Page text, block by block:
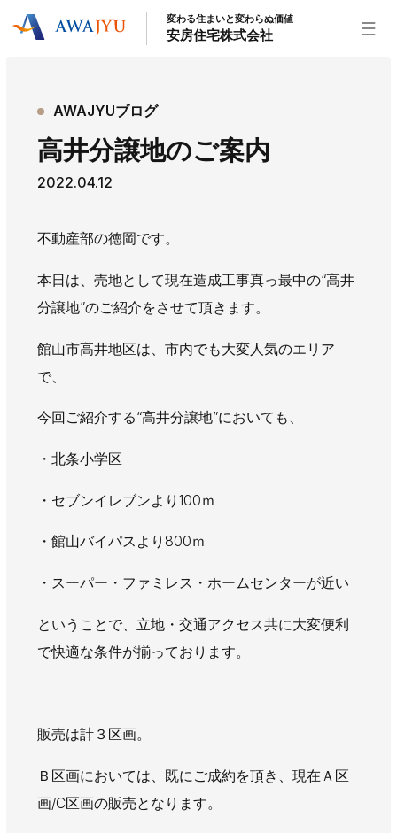
リフォーム事業 外装事業
新築住宅事業
不動産事業
社長挨拶 企業情報 沿革
拠点紹介
スタッフ紹介
お知らせ
社長ブログ
AWAJYUブログ
安房住まいる
協力会社募集
変わる住まいと変わらぬ価値
安房住宅株式会社
AWAJYUブログ
高井分譲地のご案内
2022.04.12
不動産部の徳岡です。
本日は、売地として現在造成工事真っ最中の“高井
分譲地”のご紹介をさせて頂きます。
館山市高井地区は、市内でも大変人気のエリア
で、
今回ご紹介する“高井分譲地”においても、
・北条小学区
・セブンイレブンより100ｍ
・館山バイパスより800ｍ
・スーパー・ファミレス・ホームセンターが近い
ということで、立地・交通アクセス共に大変便利
で快適な条件が揃っております。
販売は計３区画。
Ｂ区画においては、既にご成約を頂き、現在Ａ区
画/C区画の販売となります。